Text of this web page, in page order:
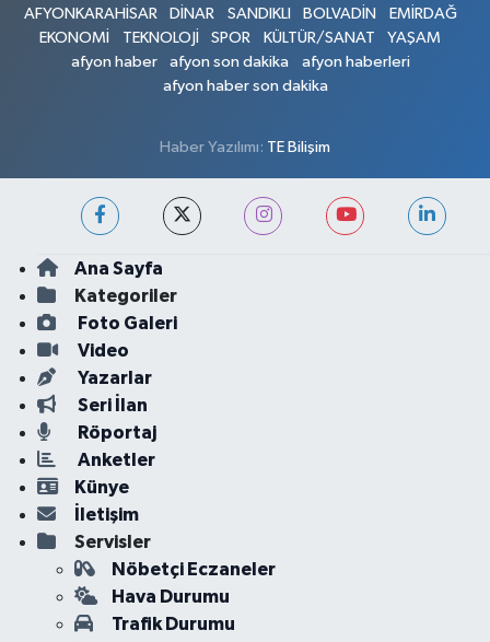
AFYONKARAHİSAR DİNAR SANDIKLI BOLVADİN
EMİRDAĞ
EKONOMİ
TEKNOLOJİ SPOR KÜLTÜR/SANAT
YAŞAM
afyon haber
afyon son dakika
afyon haberleri
afyon haber son dakika
Haber Yazılımı: TE Bilişim
Ana Sayfa
Kategoriler
Foto Galeri
Video
Yazarlar
Seri İlan
Röportaj
Anketler
Künye
İletişim
Servisler
Nöbetçi Eczaneler
Hava Durumu
Trafik Durumu